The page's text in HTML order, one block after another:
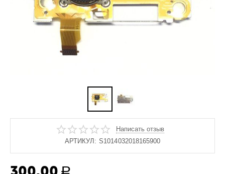
Написать отзыв
АРТИКУЛ: S1014032018165900
Р